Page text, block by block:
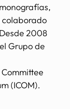
colaborado
2008
Grupo de
(ICOM).